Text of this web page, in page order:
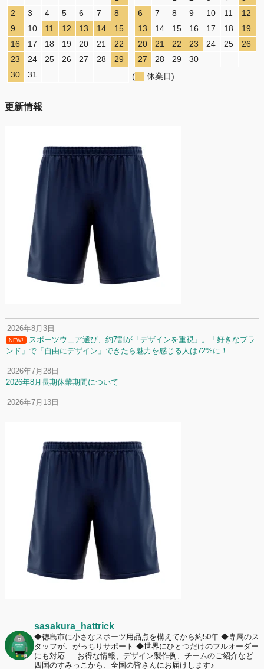
2
3 4 5 6 7
8
9
10 11 12 13 14
15
16
17 18 19 20 21
22
23
24 25 26 27 28
29
30
31
6
7 8 9 10 11
12
13
14 15 16 17 18
19
20
21 22 23 24 25
26
27
28 29
30
(
休業日)
更新情報
2026年8月3日
NEW!
スポーツウェア選び、約7割が「デザインを重視」。「好きなブラ
ンド」で「自由にデザイン」できたら魅力を感じる人は72%に！
2026年7月28日
2026年8月長期休業期間について
2026年7月13日
名前入りユニフォームで子どもの自信が「プラスになった」と感じた保
護者は約67%！「やや高いと感じたが納得して購入した」と価値を実感
する声も32.7%に！
2026年6月15日
応援ユニフォーム、約53％が「会場に一体感があってよい」と回答。チ
ームへの愛情が伝わる応援スタイルとは？
sasakura_hattrick
◆徳島市に小さなスポーツ用品点を構えてから約50年 ◆専属のス
タッフが、がっちりサポート ◆世界にひとつだけのフルオーダー
にも対応
お得な情報、デザイン製作例、チームのご紹介など
四国のすみっこから、全国の皆さんにお届けします♪